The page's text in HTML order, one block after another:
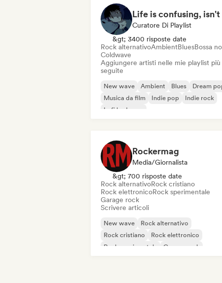
Life is confusing, isn't
Curatore Di Playlist
&gt; 3400 risposte date
Rock alternativoAmbientBluesBossa
Coldwave
Aggiungere artisti nelle mie playlist più
seguite
New wave Ambient Blues
Dream
Musica da film
Indie pop
Indie rock
Lofi bedroom
Rockermag
Media/Giornalista
&gt; 700 risposte date
Rock alternativoRock cristiano
Rock elettronicoRock sperimentale
Garage rock
Scrivere articoli
New wave
Rock alternativo
Rock cristiano
Rock elettronico
Rock sperimentale
Garage rock